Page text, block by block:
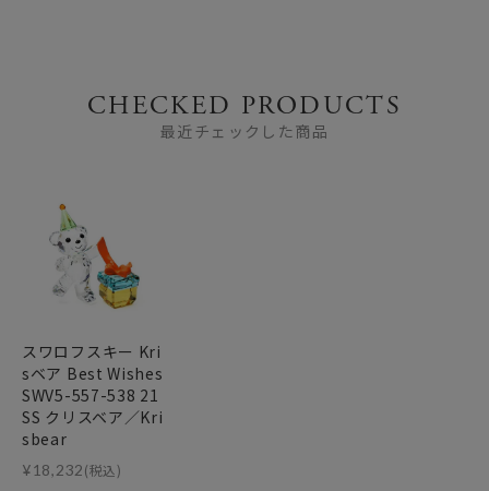
CHECKED PRODUCTS
最近チェックした商品
スワロフスキー Kri
sベア Best Wishes
SWV5-557-538 21
SS クリスベア／Kri
sbear
¥18,232(税込)